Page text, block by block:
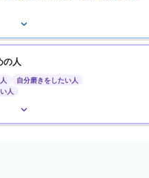
の人
自分磨きをしたい人
人